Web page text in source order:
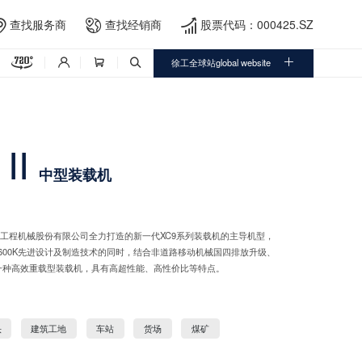
查找服务商  查找经销商  股票代码：000425.SZ
    徐工全球站global website 
中型装载机
程机械股份有限公司全力打造的新一代XC9系列装载机的主导机型，
先进设计及制造技术的同时，结合非道路移动机械国四排放升级、
高效重载型装载机，具有高超性能、高性价比等特点。
建筑工地 车站 货场 煤矿